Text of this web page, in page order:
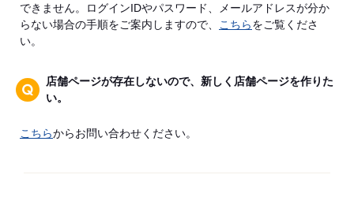
できません。ログインIDやパスワード、メールアドレスが分か
らない場合の手順をご案内しますので、
こちらをご覧くださ
い。
店舗ページが存在しないので、新しく店舗ページを作りた
い。
こちらからお問い合わせください。